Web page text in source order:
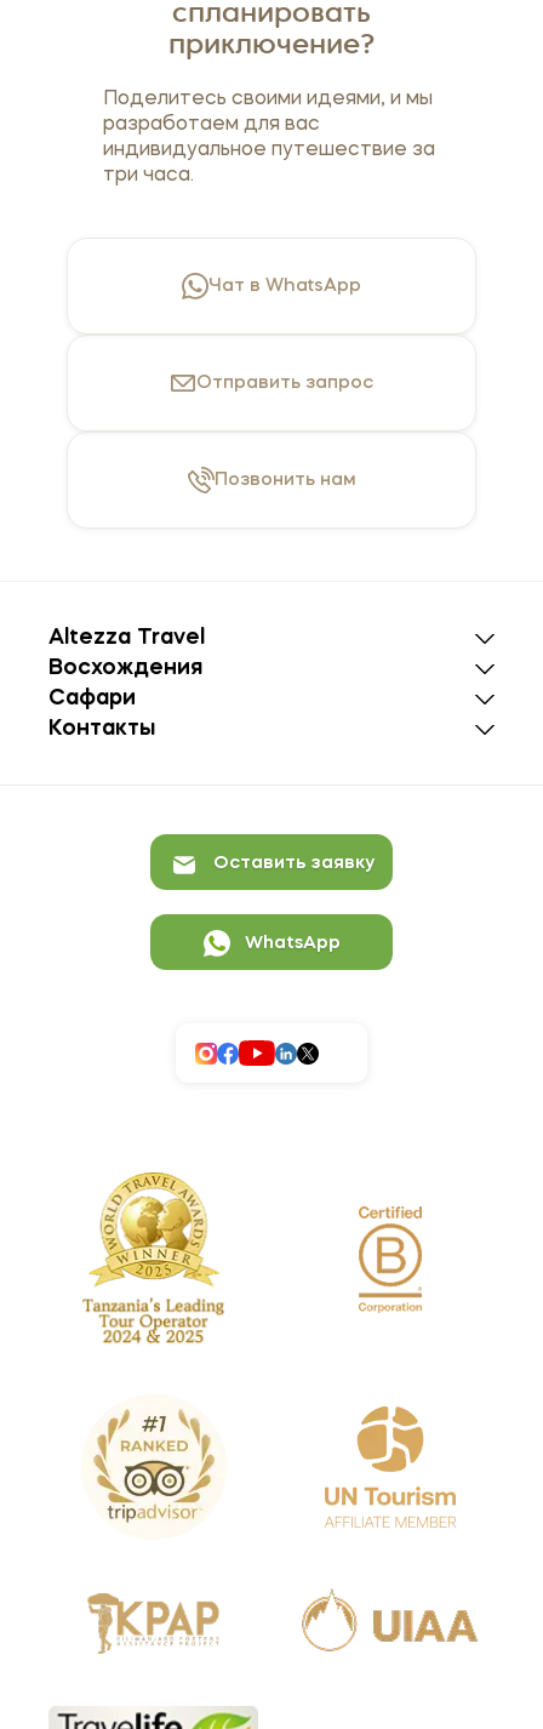
спланировать
приключение?
Поделитесь своими идеями, и мы
разработаем для вас
индивидуальное путешествие за
три часа.
Чат в WhatsApp
Отправить запрос
Позвонитьнам
Altezza Travel
Восхождения
Сафари
Контакты
Оставить заявку
WhatsApp